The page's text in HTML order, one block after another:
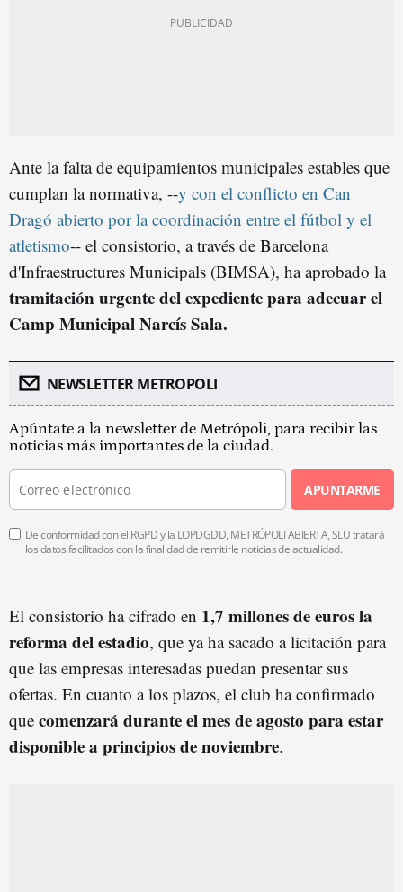
Ante la falta de equipamientos municipales estables que
cumplan la normativa, --y con el conflicto en Can
Dragó abierto por la coordinación entre el fútbol y el
atletismo-- el consistorio, a través de Barcelona
d'Infraestructures Municipals (BIMSA), ha aprobado la
tramitación urgente del expediente para adecuar el
Camp Municipal Narcís Sala.
NEWSLETTER METROPOLI
Apúntate a la newsletter de Metrópoli, para recibir las
noticias más importantes de la ciudad.
APUNTARME
De conformidad con el RGPD y la LOPDGDD, METRÓPOLI ABIERTA, SLU tratará
los datos facilitados con la finalidad de remitirle noticias de actualidad.
El consistorio ha cifrado en 1,7 millones de euros la
reforma del estadio, que ya ha sacado a licitación para
que las empresas interesadas puedan presentar sus
ofertas. En cuanto a los plazos, el club ha confirmado
que comenzará durante el mes de agosto para estar
disponible a principios de noviembre.